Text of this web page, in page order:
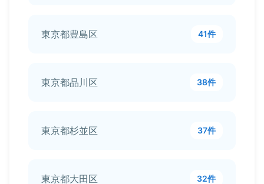
東京都豊島区 41件
東京都品川区 38件
東京都杉並区 37件
東京都大田区 32件